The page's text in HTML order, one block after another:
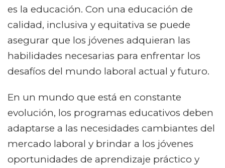
es la educación. Con una educación de
calidad, inclusiva y equitativa se puede
asegurar que los jóvenes adquieran las
habilidades necesarias para enfrentar los
desafíos del mundo laboral actual y futuro.
En un mundo que está en constante
evolución, los programas educativos deben
adaptarse a las necesidades cambiantes del
mercado laboral y brindar a los jóvenes
oportunidades de aprendizaje práctico y